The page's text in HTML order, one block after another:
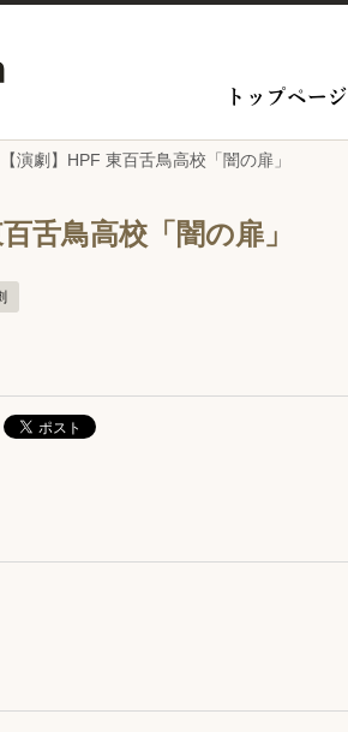
トップページ
演劇】HPF 東百舌鳥高校「闇の扉」
舌鳥高校「闇の扉」